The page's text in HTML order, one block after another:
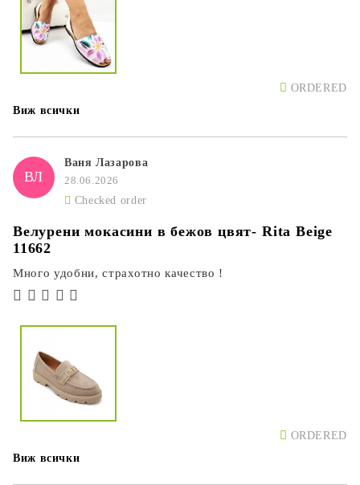
ORDERED
Виж всички
ВЛ
Ваня Лазарова
28.06.2026
Checked order
Велурени мокасини в бежов цвят- Rita Beige
11662
Много удобни, страхотно качество !
ORDERED
Виж всички